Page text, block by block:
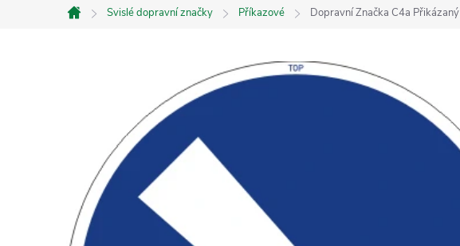
Domů
Svislé dopravní značky Příkazové Dopravní Značka C4a